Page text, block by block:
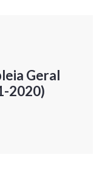
Geral
2020)